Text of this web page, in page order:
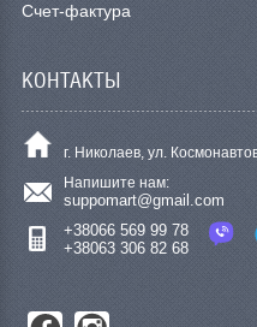
Счет-фактура
КОНТАКТЫ
г. Николаев, ул.
Напишите нам:
suppomart@gmail.com
+38066 569 99 78
+38063 306 82 68